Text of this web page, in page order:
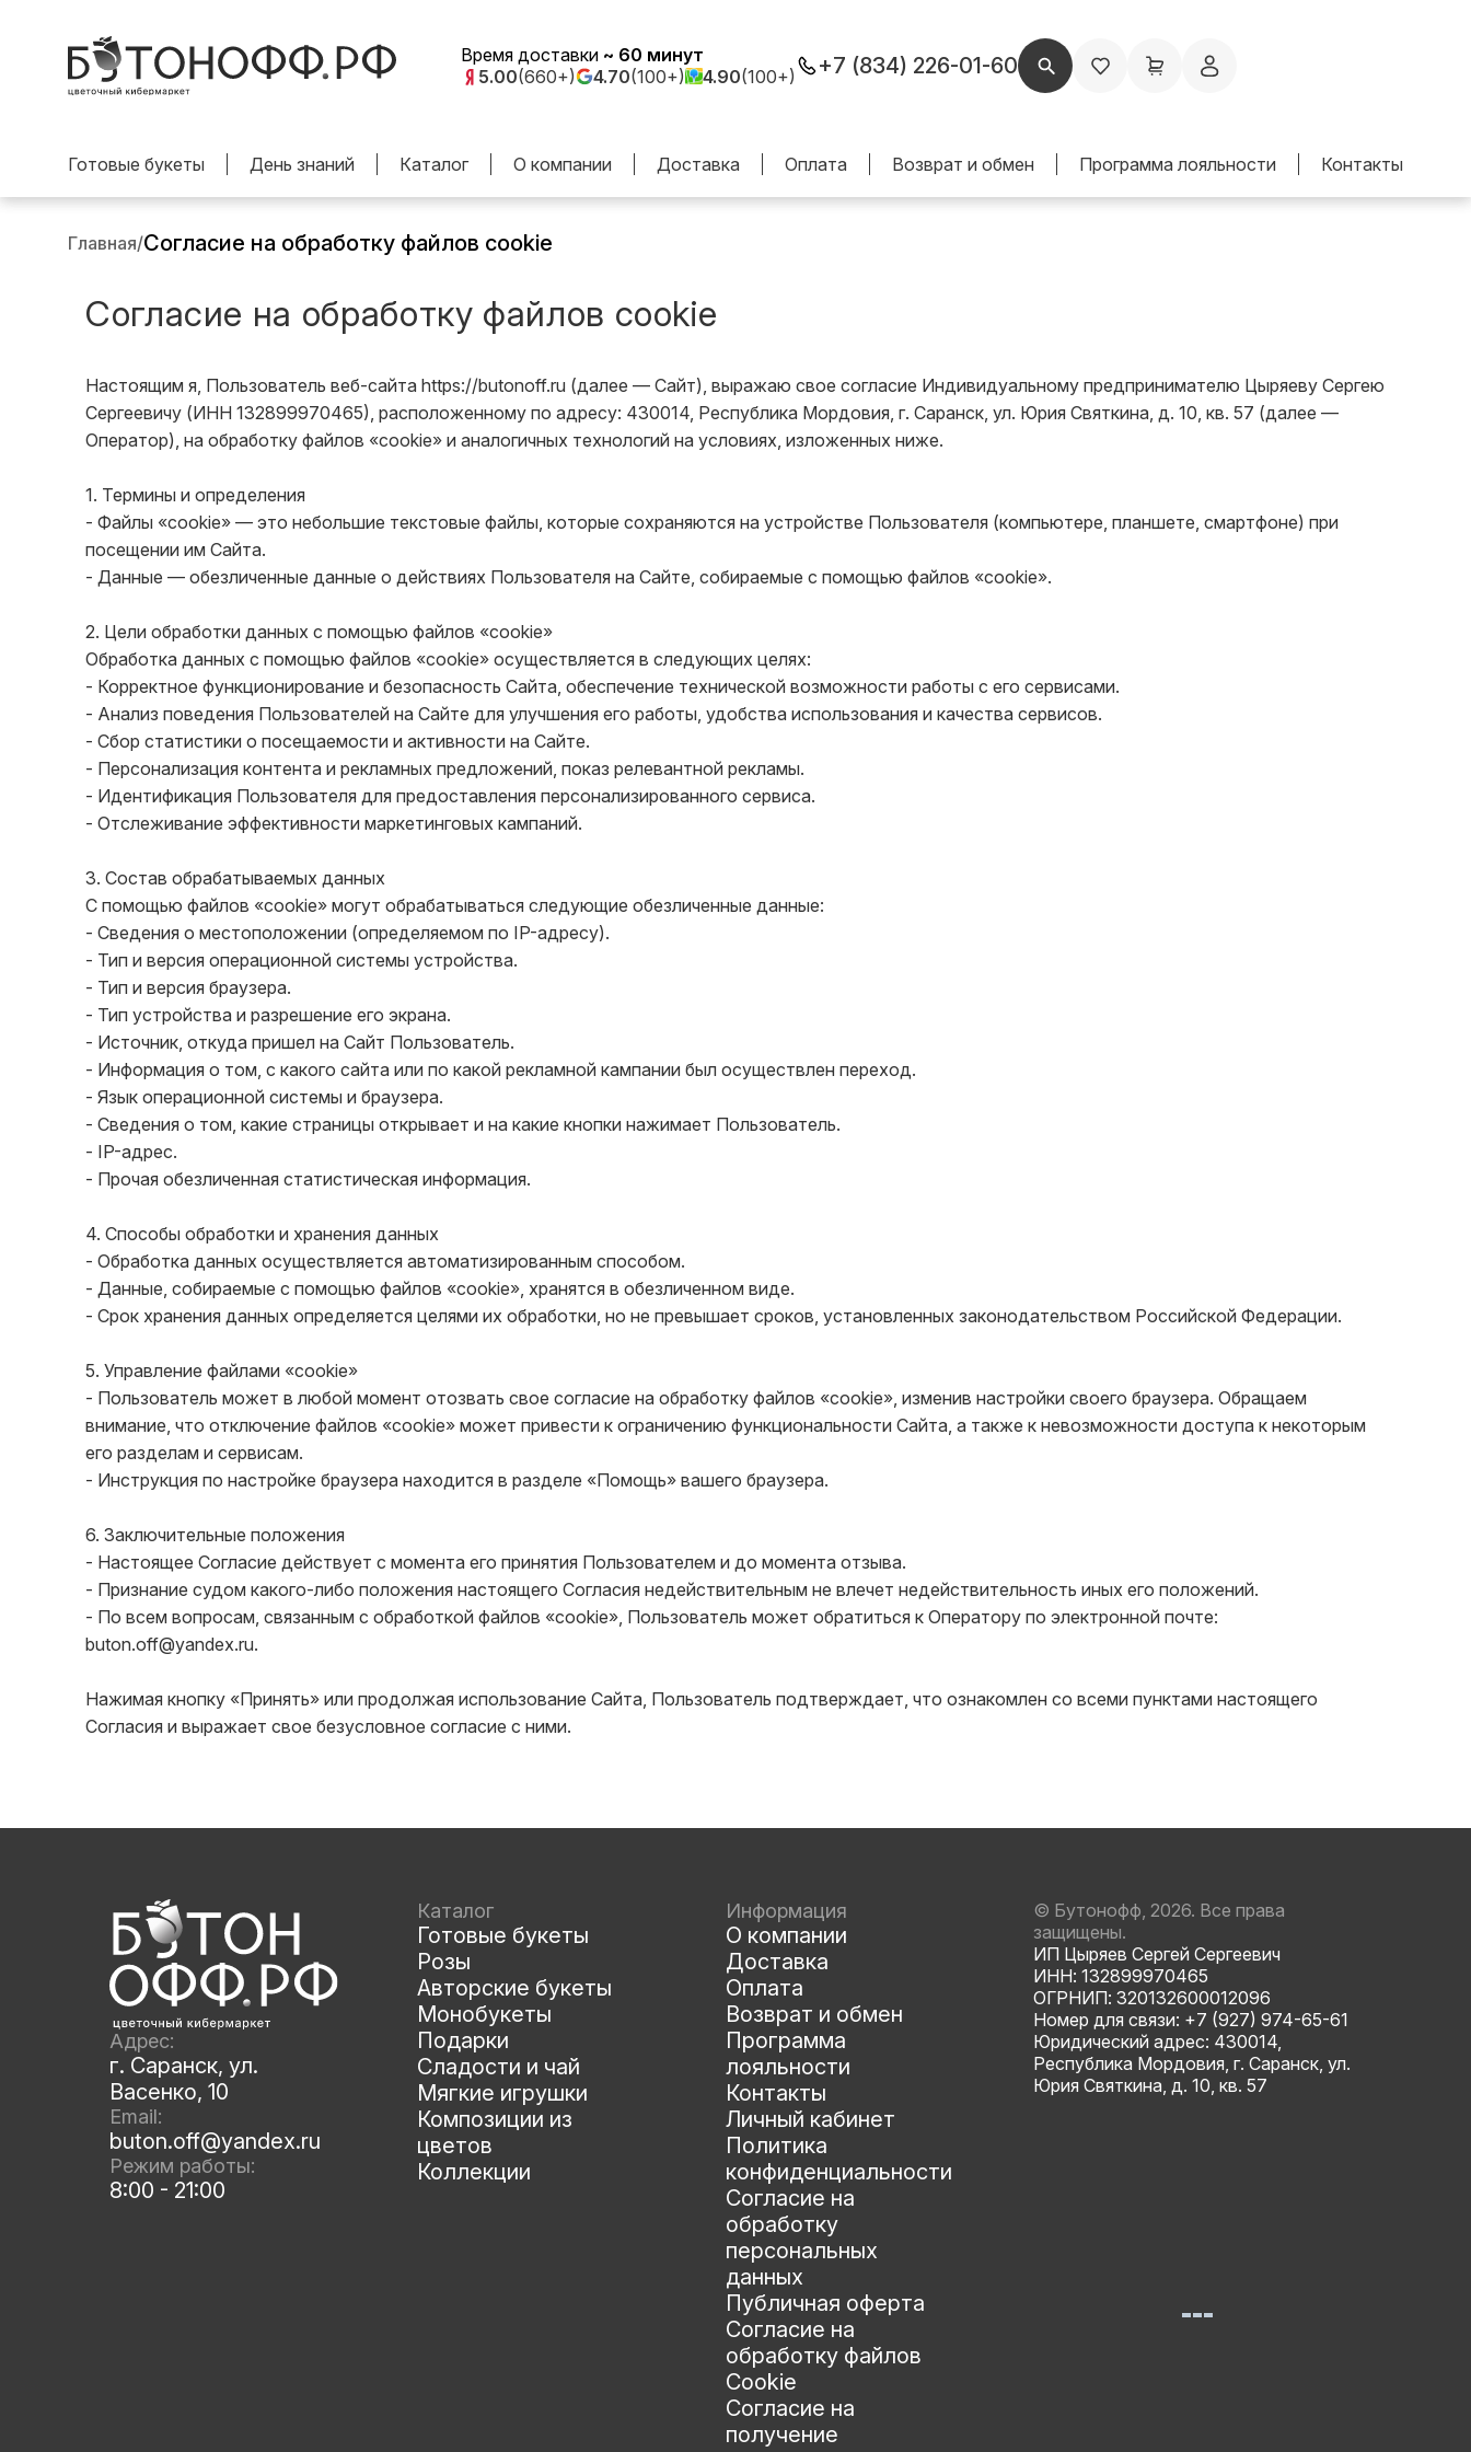
Время доставки ~ 60 минут
5.00(660+) 4.70(100+) 4.90(100+) +7 (834) 226-01-60
Готовые букеты День знаний Каталог О компании Доставка Оплата Возврат и обмен Программа лояльности Контакты
Главная/Согласие на обработку файлов cookie
Согласие на обработку файлов cookie
Настоящим я, Пользователь веб-сайта https://butonoff.ru (далее — Сайт), выражаю свое согласие Индивидуальному предпринимателю Цыряеву Сергею
Сергеевичу (ИНН 132899970465), расположенному по адресу: 430014, Республика Мордовия, г. Саранск, ул. Юрия Святкина, д. 10, кв. 57 (далее —
Оператор), на обработку файлов «cookie» и аналогичных технологий на условиях, изложенных ниже.
1. Термины и определения
- Файлы «cookie» — это небольшие текстовые файлы, которые сохраняются на устройстве Пользователя (компьютере, планшете, смартфоне) при
посещении им Сайта.
- Данные — обезличенные данные о действиях Пользователя на Сайте, собираемые с помощью файлов «cookie».
2. Цели обработки данных с помощью файлов «cookie»
Обработка данных с помощью файлов «cookie» осуществляется в следующих целях:
- Корректное функционирование и безопасность Сайта, обеспечение технической возможности работы с его сервисами.
- Анализ поведения Пользователей на Сайте для улучшения его работы, удобства использования и качества сервисов.
- Сбор статистики о посещаемости и активности на Сайте.
- Персонализация контента и рекламных предложений, показ релевантной рекламы.
- Идентификация Пользователя для предоставления персонализированного сервиса.
- Отслеживание эффективности маркетинговых кампаний.
3. Состав обрабатываемых данных
С помощью файлов «cookie» могут обрабатываться следующие обезличенные данные:
- Сведения о местоположении (определяемом по IP-адресу).
- Тип и версия операционной системы устройства.
- Тип и версия браузера.
- Тип устройства и разрешение его экрана.
- Источник, откуда пришел на Сайт Пользователь.
- Информация о том, с какого сайта или по какой рекламной кампании был осуществлен переход.
- Язык операционной системы и браузера.
- Сведения о том, какие страницы открывает и на какие кнопки нажимает Пользователь.
- IP-адрес.
- Прочая обезличенная статистическая информация.
4. Способы обработки и хранения данных
- Обработка данных осуществляется автоматизированным способом.
- Данные, собираемые с помощью файлов «cookie», хранятся в обезличенном виде.
- Срок хранения данных определяется целями их обработки, но не превышает сроков, установленных законодательством Российской Федерации.
5. Управление файлами «cookie»
- Пользователь может в любой момент отозвать свое согласие на обработку файлов «cookie», изменив настройки своего браузера. Обращаем
внимание, что отключение файлов «cookie» может привести к ограничению функциональности Сайта, а также к невозможности доступа к некоторым
его разделам и сервисам.
- Инструкция по настройке браузера находится в разделе «Помощь» вашего браузера.
6. Заключительные положения
- Настоящее Согласие действует с момента его принятия Пользователем и до момента отзыва.
- Признание судом какого-либо положения настоящего Согласия недействительным не влечет недействительность иных его положений.
- По всем вопросам, связанным с обработкой файлов «cookie», Пользователь может обратиться к Оператору по электронной почте:
buton.off@yandex.ru.
Нажимая кнопку «Принять» или продолжая использование Сайта, Пользователь подтверждает, что ознакомлен со всеми пунктами настоящего
Согласия и выражает свое безусловное согласие с ними.
Адрес:
г. Саранск, ул.
Васенко, 10
Email:
buton.off@yandex.ru
Режим работы:
8:00 - 21:00
Каталог
Готовые букеты
Розы
Авторские букеты
Монобукеты
Подарки
Сладости и чай
Мягкие игрушки
Композиции из
цветов
Коллекции
Информация
О компании
Доставка
Оплата
Возврат и обмен
Программа
лояльности
Контакты
Личный кабинет
Политика
конфиденциальности
Согласие на
обработку
персональных
данных
Публичная оферта
Согласие на
обработку файлов
Cookie
Согласие на
получение
© Бутонофф, 2026. Все права
защищены.
ИП Цыряев Сергей Сергеевич
ИНН: 132899970465
ОГРНИП: 320132600012096
Номер для связи: +7 (927) 974-65-61
Юридический адрес: 430014,
Республика Мордовия, г. Саранск, ул.
Юрия Святкина, д. 10, кв. 57